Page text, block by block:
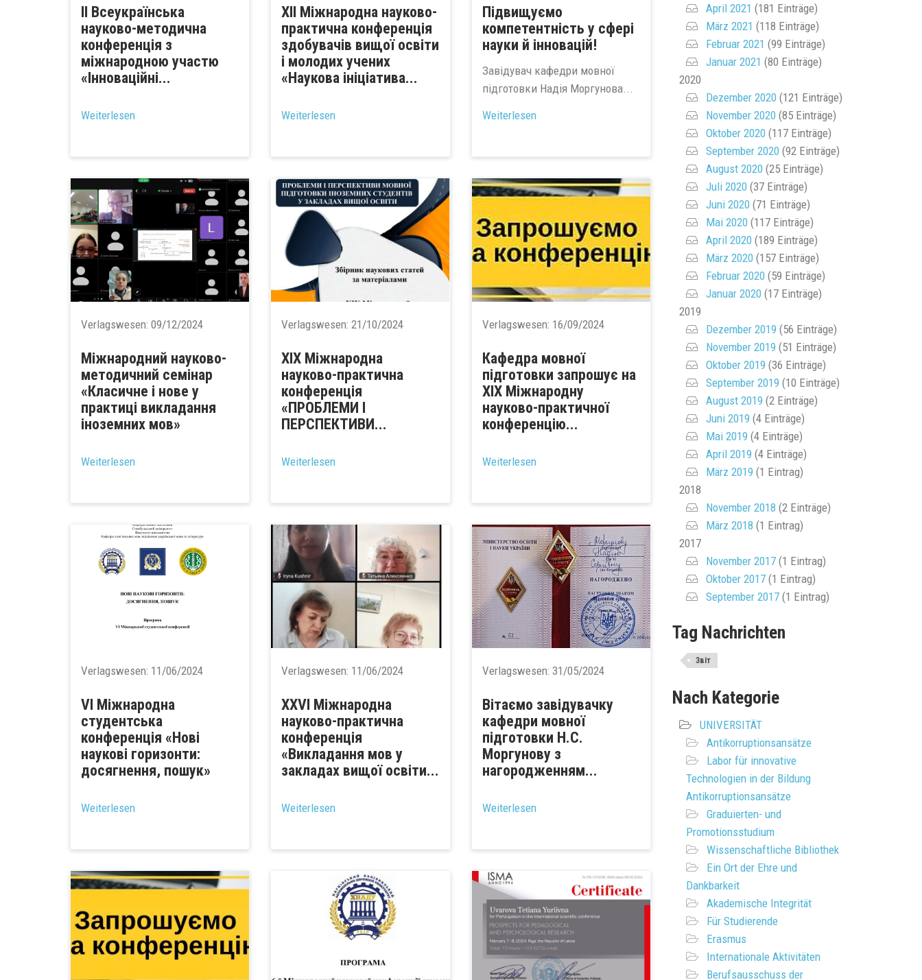
ІІ Всеукраїнська
науково-методична
конференція з
міжнародною участю
«Інноваційні...
Weiterlesen
ХIІ Міжнародна науково-
практична конференція
здобувачів вищої освіти
і молодих учених
«Наукова ініціатива...
Weiterlesen
Підвищуємо
компетентність у сфері
науки й інновацій!
Завідувач кафедри мовної
підготовки Надія Моргунова...
Weiterlesen
Verlagswesen: 09/12/2024
Міжнародний науково-
методичний семінар
«Класичне і нове у
практиці викладання
іноземних мов»
Weiterlesen
Verlagswesen:21/10/2024
ХІХ Міжнародна
науково-практична
конференція
«ПРОБЛЕМИ І
ПЕРСПЕКТИВИ...
Weiterlesen
Verlagswesen: 16/09/2024
Кафедра мовної
підготовки запрошує на
XIX Міжнародну
науково-практичної
конференцію...
Weiterlesen
Verlagswesen: 11/06/2024
VI Міжнародна
студентська
конференція «Нові
наукові горизонти:
досягнення, пошук»
Weiterlesen
Verlagswesen: 11/06/2024
XXVІ Міжнародна
науково-практична
конференція
«Викладання мов у
закладах вищої освіти...
Weiterlesen
Verlagswesen: 31/05/2024
Вітаємо завідувачку
кафедри мовної
підготовки Н.С.
Моргунову з
нагородженням...
Weiterlesen
April 2021 (181 Einträge)
März 2021 (118 Einträge)
Februar 2021 (99 Einträge)
Januar 2021 (80 Einträge)
2020
Dezember 2020(121 Einträge)
November 2020(85 Einträge)
Oktober 2020(117 Einträge)
September 2020(92 Einträge)
August 2020(25 Einträge)
Juli 2020(37 Einträge)
Juni 2020(71 Einträge)
Mai 2020(117 Einträge)
April 2020(189 Einträge)
März 2020(157 Einträge)
Februar 2020(59 Einträge)
Januar 2020(17 Einträge)
2019
Dezember 2019 (56 Einträge)
November 2019 (51 Einträge)
Oktober 2019 (36 Einträge)
September 2019 (10 Einträge)
August 2019 (2 Einträge)
Juni 2019 (4 Einträge)
Mai 2019 (4 Einträge)
April 2019 (4 Einträge)
März 2019 (1 Eintrag)
2018
November 2018 (2 Einträge)
März 2018 (1 Eintrag)
2017
November 2017(1 Eintrag)
Oktober 2017(1 Eintrag)
September 2017(1 Eintrag)
Tag Nachrichten
Звіт
Nach Kategorie
UNIVERSITÄT
Antikorruptionsansätze
Labor für innovative
Technologien in der Bildung
Antikorruptionsansätze
Graduierten- und
Promotionsstudium
Wissenschaftliche Bibliothek
Ein Ort der Ehre und
Dankbarkeit
Akademische Integrität
Für Studierende
Erasmus
Internationale Aktivitäten
Berufsausschuss der